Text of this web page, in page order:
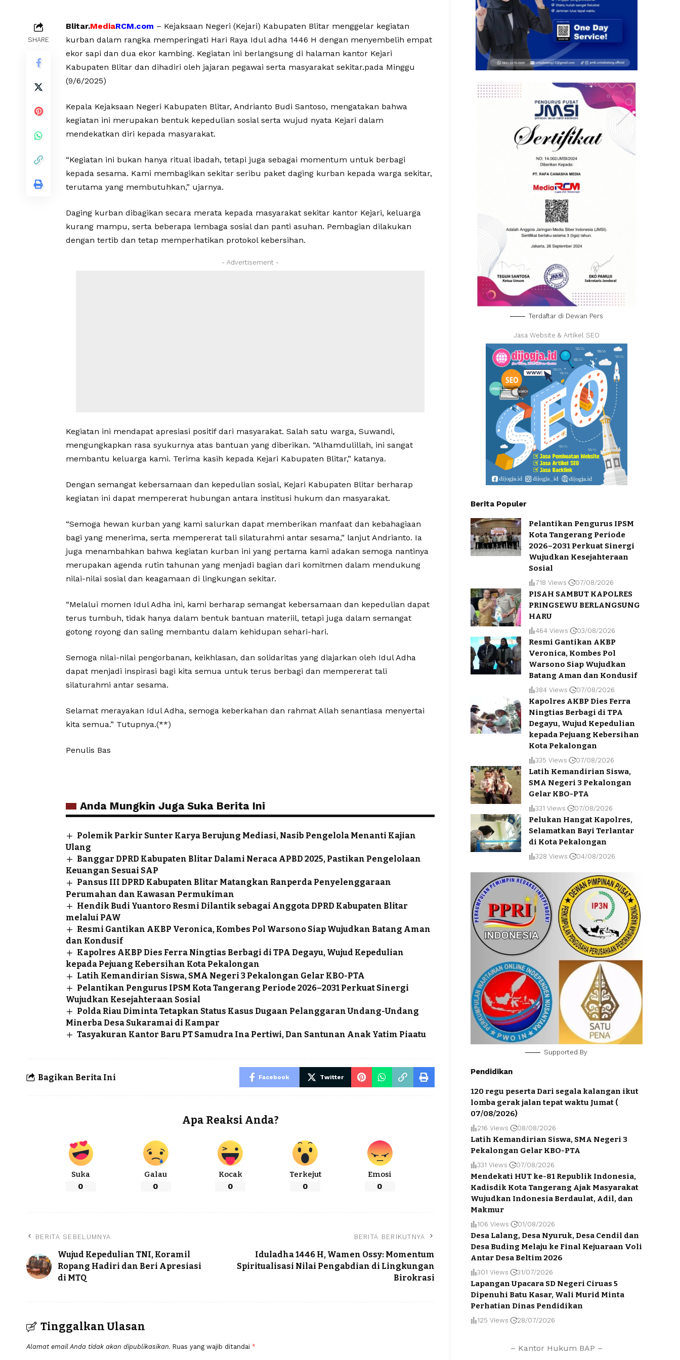
SHARE
Blitar.MediaRCM.com – Kejaksaan Negeri (Kejari) Kabupaten Blitar menggelar kegiatan
kurban dalam rangka memperingati Hari Raya Idul adha 1446 H dengan menyembelih empat
ekor sapi dan dua ekor kambing. Kegiatan ini berlangsung di halaman kantor Kejari
Kabupaten Blitar dan dihadiri oleh jajaran pegawai serta masyarakat sekitar.pada Minggu
(9/6/2025)
Kepala Kejaksaan Negeri Kabupaten Blitar, Andrianto Budi Santoso, mengatakan bahwa
kegiatan ini merupakan bentuk kepedulian sosial serta wujud nyata Kejari dalam
mendekatkan diri kepada masyarakat.
“Kegiatan ini bukan hanya ritual ibadah, tetapi juga sebagai momentum untuk berbagi
kepada sesama. Kami membagikan sekitar seribu paket daging kurban kepada warga sekitar,
terutama yang membutuhkan,” ujarnya.
Daging kurban dibagikan secara merata kepada masyarakat sekitar kantor Kejari, keluarga
kurang mampu, serta beberapa lembaga sosial dan panti asuhan. Pembagian dilakukan
dengan tertib dan tetap memperhatikan protokol kebersihan.
- Advertisement -
Kegiatan ini mendapat apresiasi positif dari masyarakat. Salah satu warga, Suwandi,
mengungkapkan rasa syukurnya atas bantuan yang diberikan. “Alhamdulillah, ini sangat
membantu keluarga kami. Terima kasih kepada Kejari Kabupaten Blitar,” katanya.
Dengan semangat kebersamaan dan kepedulian sosial, Kejari Kabupaten Blitar berharap
kegiatan ini dapat mempererat hubungan antara institusi hukum dan masyarakat.
“Semoga hewan kurban yang kami salurkan dapat memberikan manfaat dan kebahagiaan
bagi yang menerima, serta mempererat tali silaturahmi antar sesama,” lanjut Andrianto. Ia
juga menambahkan bahwa kegiatan kurban ini yang pertama kami adakan semoga nantinya
merupakan agenda rutin tahunan yang menjadi bagian dari komitmen dalam mendukung
nilai-nilai sosial dan keagamaan di lingkungan sekitar.
“Melalui momen Idul Adha ini, kami berharap semangat kebersamaan dan kepedulian dapat
terus tumbuh, tidak hanya dalam bentuk bantuan materiil, tetapi juga dalam semangat
gotong royong dan saling membantu dalam kehidupan sehari-hari.
Semoga nilai-nilai pengorbanan, keikhlasan, dan solidaritas yang diajarkan oleh Idul Adha
dapat menjadi inspirasi bagi kita semua untuk terus berbagi dan mempererat tali
silaturahmi antar sesama.
Selamat merayakan Idul Adha, semoga keberkahan dan rahmat Allah senantiasa menyertai
kita semua.” Tutupnya.(**)
Penulis Bas
Anda Mungkin Juga Suka Berita Ini
Polemik Parkir Sunter Karya Berujung Mediasi, Nasib Pengelola Menanti Kajian
Ulang
Banggar DPRD Kabupaten Blitar Dalami Neraca APBD 2025, Pastikan Pengelolaan
Keuangan Sesuai SAP
Pansus III DPRD Kabupaten Blitar Matangkan Ranperda Penyelenggaraan
Perumahan dan Kawasan Permukiman
Hendik Budi Yuantoro Resmi Dilantik sebagai Anggota DPRD Kabupaten Blitar
melalui PAW
Resmi Gantikan AKBP Veronica, Kombes Pol Warsono Siap Wujudkan Batang Aman
dan Kondusif
Kapolres AKBP Dies Ferra Ningtias Berbagi di TPA Degayu, Wujud Kepedulian
kepada Pejuang Kebersihan Kota Pekalongan
Latih Kemandirian Siswa, SMA Negeri 3 Pekalongan Gelar KBO-PTA
Pelantikan Pengurus IPSM Kota Tangerang Periode 2026–2031 Perkuat Sinergi
Wujudkan Kesejahteraan Sosial
Polda Riau Diminta Tetapkan Status Kasus Dugaan Pelanggaran Undang-Undang
Minerba Desa Sukaramai di Kampar
Tasyakuran Kantor Baru PT Samudra Ina Pertiwi, Dan Santunan Anak Yatim Piaatu
Bagikan Berita Ini Facebook Twitter
Apa Reaksi Anda?
Suka
0
Galau
0
Kocak
0
Terkejut
0
Emosi
0
BERITA SEBELUMNYA
‎Wujud Kepedulian TNI, Koramil
Ropang Hadiri dan Beri Apresiasi
di MTQ ‎
BERITA BERIKUTNYA
Iduladha 1446 H, Wamen Ossy: Momentum
Spiritualisasi Nilai Pengabdian di Lingkungan
Birokrasi
Tinggalkan Ulasan
Alamat email Anda tidak akan dipublikasikan. Ruas yang wajib ditandai *
Terdaftar di Dewan Pers
Jasa Website & Artikel SEO
Berita Populer
Pelantikan Pengurus IPSM
Kota Tangerang Periode
2026–2031 Perkuat Sinergi
Wujudkan Kesejahteraan
Sosial
718 Views 07/08/2026
PISAH SAMBUT KAPOLRES
PRINGSEWU BERLANGSUNG
HARU
464 Views 03/08/2026
Resmi Gantikan AKBP
Veronica, Kombes Pol
Warsono Siap Wujudkan
Batang Aman dan Kondusif
384 Views 07/08/2026
Kapolres AKBP Dies Ferra
Ningtias Berbagi di TPA
Degayu, Wujud Kepedulian
kepada Pejuang Kebersihan
Kota Pekalongan
335 Views 07/08/2026
Latih Kemandirian Siswa,
SMA Negeri 3 Pekalongan
Gelar KBO-PTA
331 Views 07/08/2026
Pelukan Hangat Kapolres,
Selamatkan Bayi Terlantar
di Kota Pekalongan
328 Views 04/08/2026
Supported By
Pendidikan
120 regu peserta Dari segala kalangan ikut
lomba gerak jalan tepat waktu Jumat (
07/08/2026)
216 Views 08/08/2026
Latih Kemandirian Siswa, SMA Negeri 3
Pekalongan Gelar KBO-PTA
331 Views 07/08/2026
Mendekati HUT ke-81 Republik Indonesia,
Kadisdik Kota Tangerang Ajak Masyarakat
Wujudkan Indonesia Berdaulat, Adil, dan
Makmur
106 Views 01/08/2026
Desa Lalang, Desa Nyuruk, Desa Cendil dan
Desa Buding Melaju ke Final Kejuaraan Voli
Antar Desa Beltim 2026
301 Views 31/07/2026
Lapangan Upacara SD Negeri Ciruas 5
Dipenuhi Batu Kasar, Wali Murid Minta
Perhatian Dinas Pendidikan
125 Views 28/07/2026
– Kantor Hukum BAP –